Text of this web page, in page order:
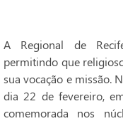
A Regional de
permitindo que
sua vocação e missão.
dia 22 de fevereiro,
comemorada nos